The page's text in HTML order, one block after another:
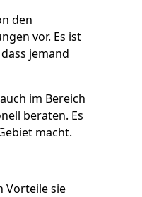
den
vor. Es ist
jemand
im Bereich
beraten. Es
macht.
Vorteile sie